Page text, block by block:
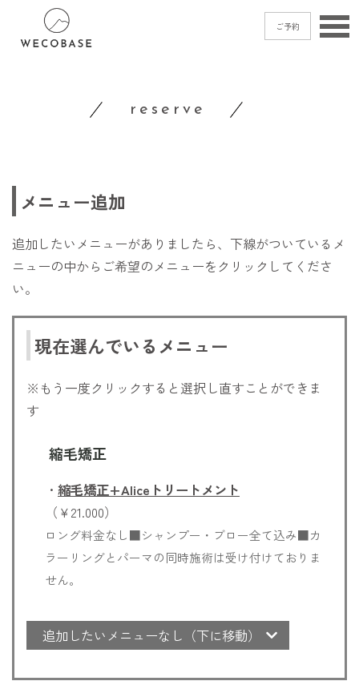
ご予約
contact
reserve
メニュー追加
追加したいメニューがありましたら、下線がついているメ
ニューの中からご希望のメニューをクリックしてくださ
い。
現在選んでいるメニュー
※もう一度クリックすると選択し直すことができま
す
縮毛矯正
・ 縮毛矯正+Aliceトリートメント
（￥21.000）
ロング料金なし■シャンプー・ブロー全て込み■カ
ラーリングとパーマの同時施術は受け付けておりま
せん。
追加したいメニューなし（下に移動）